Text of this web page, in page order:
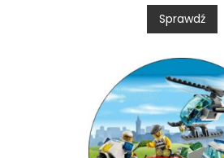
0
o
u
t
5
Sprawdź